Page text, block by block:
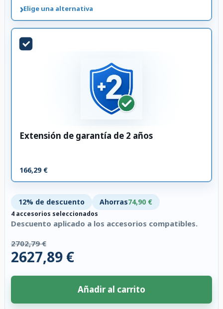
›Elige una alternativa
Extensión de garantía de 2 años
166,29 €
12% de descuento Ahorras74,90 €
4 accesorios seleccionados
Descuento aplicado a los accesorios compatibles.
2702,79 €
2627,89 €
Añadir al carrito